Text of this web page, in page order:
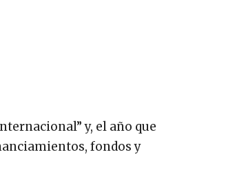
y, el año que
fondos y